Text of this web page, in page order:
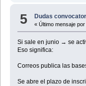
5 Dudas
« Último mensaje
Si sale en junio → se
Eso significa:
Correos publica las
Se abre el plazo de